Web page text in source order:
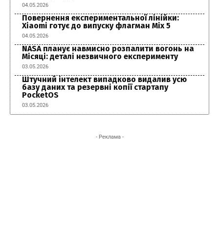
04.05.2026
Повернення експериментальної лінійки:
Xiaomi готує до випуску флагман Mix 5
04.05.2026
NASA планує навмисно розпалити вогонь на
Місяці: деталі незвичного експерименту
03.05.2026
Штучний інтелект випадково видалив усю
базу даних та резервні копії стартапу
PocketOS
03.05.2026
- Реклама -